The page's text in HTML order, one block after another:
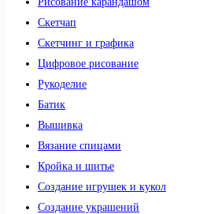
Скетчап
Скетчинг и графика
Цифровое рисование
Рукоделие
Батик
Вышивка
Вязание спицами
Кройка и шитье
Создание игрушек и кукол
Создание украшений